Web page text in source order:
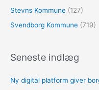
Stevns Kommune (127)
Svendborg Kommune (719)
Seneste indlæg
Ny digital platform giver